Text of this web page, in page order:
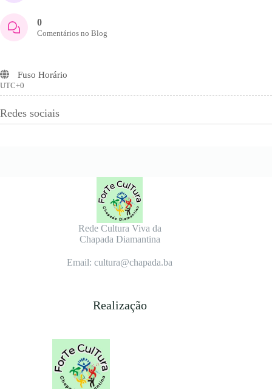
0
Comentários no Blog
Fuso Horário
UTC+0
Redes sociais
Rede Cultura Viva da
Chapada Diamantina
Email: cultura@chapada.ba
Realização